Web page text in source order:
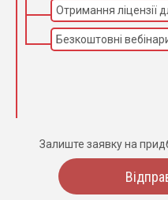
Отримання ліцензії
Безкоштовні
Залиште заявку на